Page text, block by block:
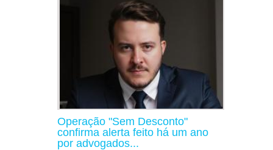
Operação "Sem Desconto"
confirma alerta feito há um ano
por advogados...